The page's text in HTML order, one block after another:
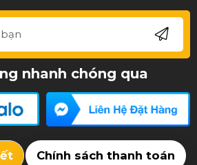
nhanh chóng qua
Chính sách thanh toán